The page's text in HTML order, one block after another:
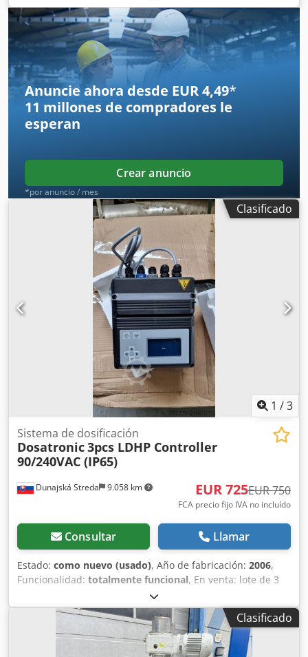
Anuncie ahora desde EUR 4,49*
11 millones de compradores le
esperan
Crear anuncio
*por anuncio / mes
Clasificado
1 /3
Dunajská Streda 9.058 km
Sistema de dosificación
Dosatronic3pcs LDHP Controller
90/240VAC (IP65)
EUR 725EUR 750
FCA precio fijo IVA no incluído
Consultar Llamar
Estado: como nuevo (usado), Año de fabricación: 2006,
Funcionalidad: totalmente funcional, En venta: lote de 3
controladores de pH Dosatronic LDHP para sistemas de
dosificación de productos químicos. Fabricante: Dosatronic
Modelo/tipo: Controlador de pH LDHP Cantidad: 3
unidades Aplicación: control de pH / sistemas de
dosificación de productos químicos Estado: producto
Clasificado